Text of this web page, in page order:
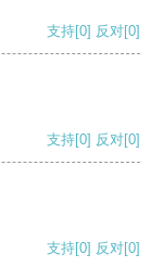
支持[0] 反对[0]
支持[0] 反对[0]
支持[0] 反对[0]